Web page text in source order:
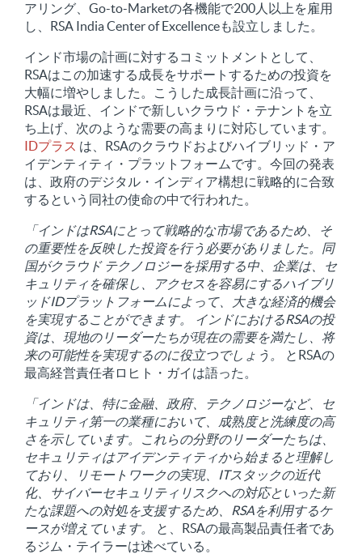
アリング、Go-to-Marketの各機能で200人以上を雇用
し、RSA India Center of Excellenceも設立しました。
インド市場の計画に対するコミットメントとして、
RSAはこの加速する成長をサポートするための投資を
大幅に増やしました。こうした成長計画に沿って、
RSAは最近、インドで新しいクラウド・テナントを立
ち上げ、次のような需要の高まりに対応しています。
IDプラス は、RSAのクラウドおよびハイブリッド・ア
イデンティティ・プラットフォームです。今回の発表
は、政府のデジタル・インディア構想に戦略的に合致
するという同社の使命の中で行われた。
「インドはRSAにとって戦略的な市場であるため、そ
の重要性を反映した投資を行う必要がありました。同
国がクラウド テクノロジーを採用する中、企業は、セ
キュリティを確保し、アクセスを容易にするハイブリ
ッドIDプラットフォームによって、大きな経済的機会
を実現することができます。
インドにおけるRSAの投
資は、現地のリーダーたちが現在の需要を満たし、将
来の可能性を実現するのに役立つでしょう。
とRSAの
最高経営責任者ロヒト・ガイは語った。
「インドは、特に金融、政府、テクノロジーなど、セ
キュリティ第一の業種において、成熟度と洗練度の高
さを示しています。これらの分野のリーダーたちは、
セキュリティはアイデンティティから始まると理解し
ており、リモートワークの実現、ITスタックの近代
化、サイバーセキュリティリスクへの対応といった新
たな課題への対処を支援するため、RSAを利用するケ
ースが増えています。
と、RSAの最高製品責任者であ
るジム・テイラーは述べている。